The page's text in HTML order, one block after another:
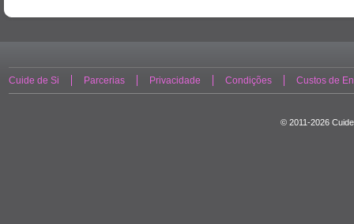
Cuide de Si Parcerias Privacidade Condições Custos de
© 2011-2026